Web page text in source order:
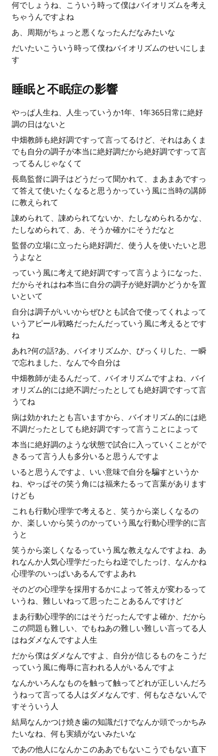
何でしょうね、こういう時って僕はバイオリズムを考え
ちゃうんですよね
あ、周期がちょっと悪くなったんだなみたいな
だいたいこういう時って僕ねバイオリズムのせいにしま
す
睡眠と不眠症の影響
やっぱ人生ね、人生っていうか1年、1年365日常に絶好
調の日はないと
中畑教師も絶好調ですって言ってるけど、それはあくま
でも自分の調子が本当に絶好調だから絶好調ですって言
ってるんじゃなくて
長島監督に調子はどうだって聞かれて、まあまあですっ
て答えて使いたくなると思うかっていう風に当時の講師
に教えられて
諌められて、諌められてないか、たしなめられるかな、
たしなめられて、あ、そうか確かにそうだなと
監督の立場に立ったら絶好調だ、使う人を使いたいと思
うよなと
っていう風に考えて絶好調ですって言うようになった、
だからそれはね本当に自分の調子が絶好調かどうかを置
いといて
自分は調子がいいからぜひとも試合で使ってくれよって
いうアピール戦略だったんだっていう風に考えるとです
ね
あれ?何の話?あ、バイオリズムか、びっくりした、一瞬
で忘れました、なんで今自分は
中畑教師が走るんだって、バイオリズムですよね、バイ
オリズム的には絶不調だったとしても絶好調ですって言
うてね
病は効かれたとも言いますから、バイオリズム的には絶
不調だったとしても絶好調ですって言うことによって
本当に絶好調のような状態で試合に入っていくことがで
きるって言う人も多分いると思うんですよ
いると思うんですよ、いい意味で自分を騙すというか
ね、やっぱその笑う角には福来たるって言葉があります
けども
これも行動心理学で考えると、笑うから楽しくなるの
か、楽しいから笑うのかっていう風な行動心理学的に言
うと
笑うから楽しくなるっていう風な教えなんですよね、あ
れなんか人気心理学だったらね逆でしたっけ、なんかね
心理学のいっぱいあるんですよあれ
そのどの心理学を採用するかによって答えが変わるって
いうね、難しいねって思ったことあるんですけど
まあ行動心理学的にはそうだったんですよ確か、だから
この問題も難しい、でもねあの難しい難しい言ってる人
はねダメなんですよ人生
だから僕はダメなんですよ、自分が信じるものをこうだ
っていう風に侮辱に言われる人がいるんですよ
なんかいろんなものを触って触ってどれが正しいんだろ
うねって言ってる人はダメなんです、何もなさないんで
すそういう人
結局なんかつけ焼き歯の知識だけでなんか頭でっかちみ
たいなね、何も実績がないみたいな
であの他人になんかこのああでもないこうでもない直下